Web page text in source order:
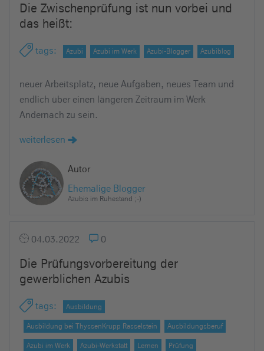
Die Zwischenprüfung ist nun vorbei und
das heißt:
tags: Azubi Azubi im Werk Azubi-Blogger Azubiblog
neuer Arbeitsplatz, neue Aufgaben, neues Team und
endlich über einen längeren Zeitraum im Werk
Andernach zu sein.
weiterlesen
Autor
Ehemalige Blogger
Azubis im Ruhestand ;-)
04.03.2022 0
Die Prüfungsvorbereitung der
gewerblichen Azubis
tags: Ausbildung
Ausbildung bei ThyssenKrupp Rasselstein Ausbildungsberuf
Azubi im Werk Azubi-Werkstatt Lernen Prüfung